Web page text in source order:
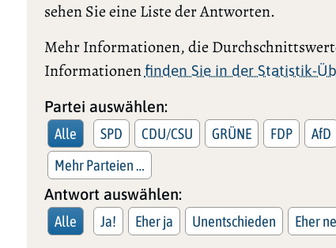
sehen Sie eine Liste der Antworten.
Mehr Informationen, die
Informationenfinden Sie in der Statistik-
Partei auswählen:
Alle SPD CDU/CSU GRÜNE FDP AfD
Mehr Parteien …
Antwort auswählen:
Alle Ja! Eher ja Unentschieden Eher